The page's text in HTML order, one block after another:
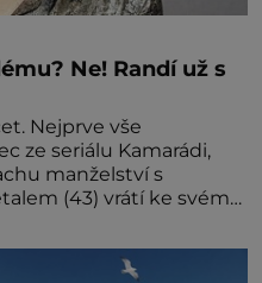
Ne! Randí už s
Nejprve vše
ze seriálu Kamarádi,
manželství s
(43) vrátí ke svému